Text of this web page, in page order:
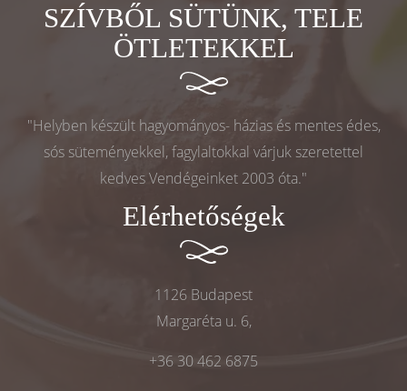
SZÍVBŐL SÜTÜNK, TELE
ÖTLETEKKEL
"Helyben készült hagyományos- házias és mentes édes,
sós süteményekkel, fagylaltokkal várjuk szeretettel
kedves Vendégeinket 2003 óta."
Elérhetőségek
1126 Budapest
Margaréta u. 6,
+36 30 462 6875